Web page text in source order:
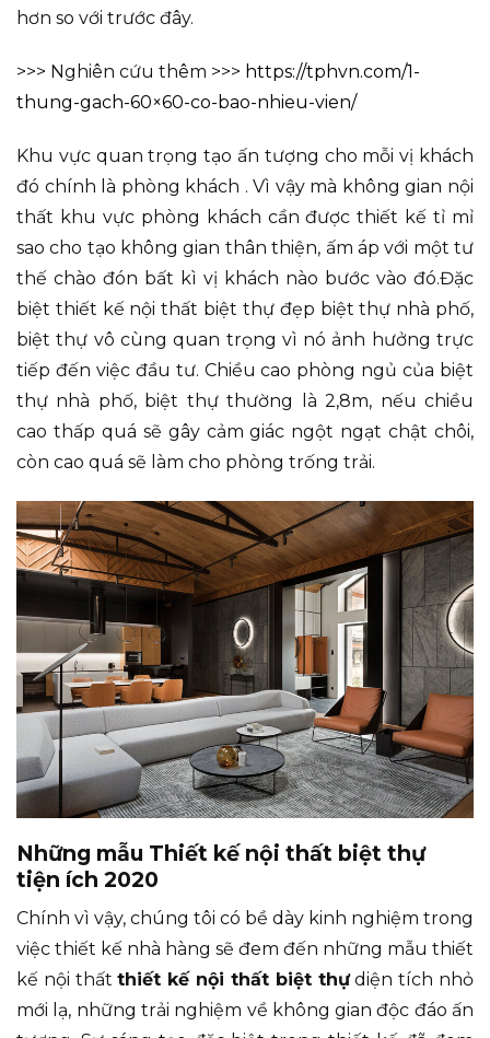
hơn so với trước đây.
>>> Nghiên cứu thêm >>> https://tphvn.com/1-
thung-gach-60×60-co-bao-nhieu-vien/
Khu vực quan trọng tạo ấn tượng cho mỗi vị khách
đó chính là phòng khách . Vì vậy mà không gian nội
thất khu vực phòng khách cần được thiết kế tỉ mỉ
sao cho tạo không gian thân thiện, ấm áp với một tư
thế chào đón bất kì vị khách nào bước vào đó.Đặc
biệt thiết kế nội thất biệt thự đẹp biệt thự nhà phố,
biệt thự vô cùng quan trọng vì nó ảnh hưởng trực
tiếp đến việc đầu tư. Chiều cao phòng ngủ của biệt
thự nhà phố, biệt thự thường là 2,8m, nếu chiều
cao thấp quá sẽ gây cảm giác ngột ngạt chật chôi,
còn cao quá sẽ làm cho phòng trống trải.
Những mẫu Thiết kế nội thất biệt thự
tiện ích 2020
Chính vì vậy, chúng tôi có bề dày kinh nghiệm trong
việc thiết kế nhà hàng sẽ đem đến những mẫu thiết
kế nội thấtthiết kế nội thất biệt thựdiện tích nhỏ
mới lạ, những trải nghiệm về không gian độc đáo ấn